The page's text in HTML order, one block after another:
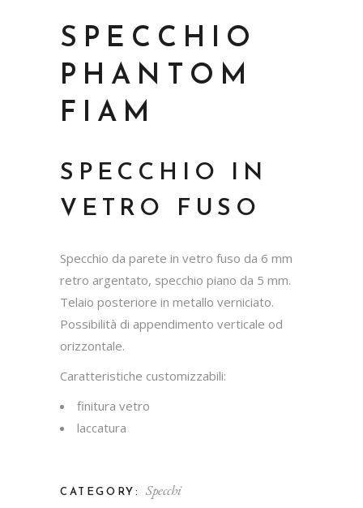
SPECCHIO
PHANTOM
FIAM
SPECCHIO IN
VETRO FUSO
Specchio da parete in vetro fuso da 6 mm
retro argentato, specchio piano da 5 mm.
Telaio posteriore in metallo verniciato.
Possibilità di appendimento verticale od
orizzontale.
Caratteristiche customizzabili:
finitura vetro
laccatura
CATEGORY: Specchi